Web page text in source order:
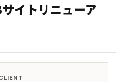
イトリニューア
CLIENT